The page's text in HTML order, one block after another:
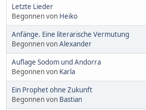
Letzte Lieder
Begonnen von Heiko
Anfänge. Eine literarische Vermutung
Begonnen vonAlexander
Auflage Sodom und Andorra
Begonnen von Karla
Ein Prophet ohne Zukunft
Begonnen von Bastian